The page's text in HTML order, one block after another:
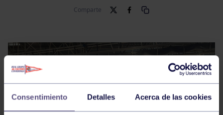
Consentimiento Detalles Acerca de las cookies
Comparte